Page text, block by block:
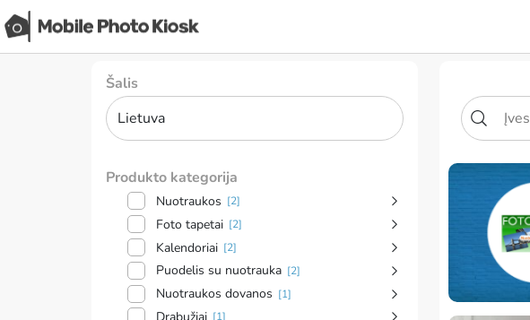
Šalis
Produkto kategorija
Nuotraukos [2]
Foto tapetai [2]
Kalendoriai [2]
Puodelis su nuotrauka [2]
Nuotraukos dovanos [1]
[1]